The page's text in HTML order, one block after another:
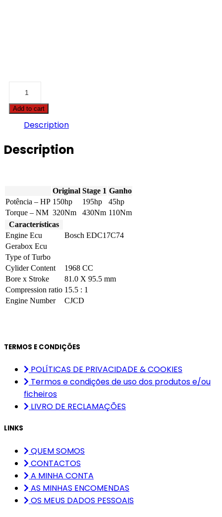
Q5
-
150hp
quantity
Add to cart
Description
Description
Original Stage 1 Ganho
Potência – HP 150hp 195hp
45hp
Torque – NM 320Nm 430Nm 110Nm
Características
Engine Ecu
Bosch EDC17C74
Gerabox Ecu
Type of Turbo
Cylider Content
1968 CC
Bore x Stroke
81.0 X 95.5 mm
Compression ratio 15.5 : 1
Engine Number
CJCD
TERMOS E CONDIÇÕES
POLÍTICAS DE PRIVACIDADE & COOKIES
Termos e condições de uso dos produtos e/ou
ficheiros
LIVRO DE RECLAMAÇÕES
LINKS
QUEM SOMOS
CONTACTOS
A MINHA CONTA
AS MINHAS ENCOMENDAS
OS MEUS DADOS PESSOAIS